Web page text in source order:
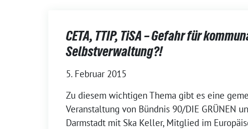
CETA, TTIP, TiSA – Gefahr für
Selbstverwaltung?!
5. Februar 2015
Zu diesem wichtigen Thema gibt es eine
Veranstaltung von Bündnis 90/DIE GRÜNEN
Darmstadt mit Ska Keller, Mitglied im